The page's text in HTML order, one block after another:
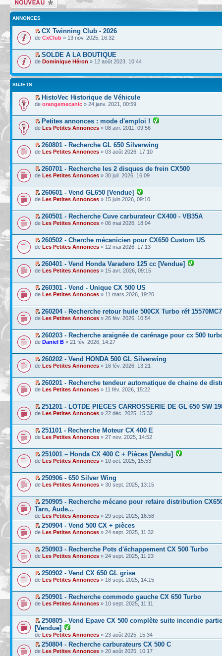
sujet
ANNONCES
CX Twinning Club - 2026
de CxClub » 13 nov. 2025, 16:32
SOLDE A LA BOUTIQUE
de Dominique Héron » 12 août 2023, 10:44
SUJETS
HistoVec Historique de Véhicule
de orangemecanic » 24 janv. 2021, 00:59
Petites annonces : mode d'emploi !
de Les Petites Annonces » 08 avr. 2011, 09:56
260801 - Recherche GL 650 Silverwing
de Les Petites Annonces » 03 août 2026, 17:10
260701 - Recherche les 2 disques de frein CX500
de Les Petites Annonces » 30 juil. 2026, 16:09
260601 - Vend GL650 [Vendue]
de Les Petites Annonces » 15 juin 2026, 09:10
260501 - Recherche Cuve carburateur CX400 - VB35A
de Les Petites Annonces » 06 mai 2026, 18:04
260502 - Cherche mécanicien pour CX650 Custom US
de Les Petites Annonces » 12 mai 2026, 17:13
260401 - Vend Honda Varadero 125 cc [Vendue]
de Les Petites Annonces » 15 avr. 2026, 09:15
260301 - Vend - Unique CX 500 US
de Les Petites Annonces » 11 mars 2026, 19:20
260204 - Recherche retour huile 500CX Turbo réf
de Les Petites Annonces » 26 fév. 2026, 10:54
260203 - Recherche araignée de carénage pour cx 500
de Daniel B » 21 fév. 2026, 14:27
260202 - Vend HONDA 500 GL Silverwing
de Les Petites Annonces » 16 fév. 2026, 13:21
260201 - Recherche tendeur automatique de chaine de
de Les Petites Annonces » 11 fév. 2026, 15:22
251201 - LOTDE PIECES CARROSSERIE DE GL 650 SW
de Les Petites Annonces » 22 déc. 2025, 15:32
251101 - Recherche Moteur CX 400 E
de Les Petites Annonces » 27 nov. 2025, 14:52
251001 – Honda CX 400 C + Pièces [Vendu]
de Les Petites Annonces » 10 oct. 2025, 15:53
250906 - 650 Silver Wing
de Les Petites Annonces » 30 sept. 2025, 13:15
250905 - Recherche mécano pour refaire distribution
Tarn, Aude...
de Les Petites Annonces » 29 sept. 2025, 16:58
250904 - Vend 500 CX + pièces
de Les Petites Annonces » 24 sept. 2025, 11:32
250903 - Recherche Pots d'échappement CX 500 Turbo
de Les Petites Annonces » 24 sept. 2025, 11:23
250902 - Vend CX 650 GL grise
de Les Petites Annonces » 18 sept. 2025, 14:15
250901 - Recherche commodo gauche CX 650 Turbo
de Les Petites Annonces » 10 sept. 2025, 11:11
250805 - Vend Epave CX 500 complète suite incendie
[Vendue]
de Les Petites Annonces » 23 août 2025, 15:34
250804 - Recherche carburateurs CX 500 C
de Les Petites Annonces » 20 août 2025, 10:17